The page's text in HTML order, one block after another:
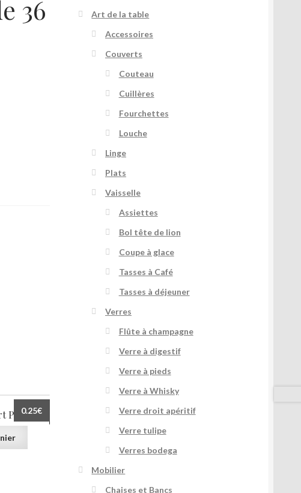
36
Prestige
0.25€
Art de la table
Accessoires
Couverts
Couteau
Cuillères
Fourchettes
Louche
Linge
Plats
Vaisselle
Assiettes
Bol tête de lion
Coupe à glace
Tasses à Café
Tasses à déjeuner
Verres
Flûte à champagne
Verre à digestif
Verre à pieds
Verre à Whisky
Verre droit apéritif
Verre tulipe
Verres bodega
Mobilier
Chaises et Bancs